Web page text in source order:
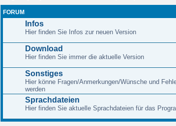
FORUM
Infos
Hier finden Sie Infos zur neuen Version
Download
Hier finden Sie immer die aktuelle Version
Sonstiges
Hier könne Fragen/Anmerkungen/Wünsche und
werden
Sprachdateien
Hier finden Sie aktuelle Sprachdateien für das